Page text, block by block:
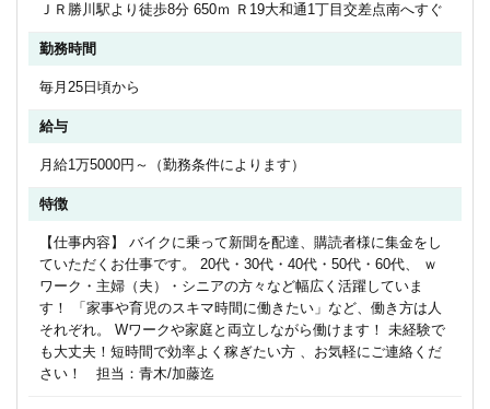
ＪＲ勝川駅より徒歩8分 650ｍ Ｒ19大和通1丁目交差点南へすぐ
勤務時間
毎月25日頃から
給与
月給1万5000円～（勤務条件によります）
特徴
【仕事内容】 バイクに乗って新聞を配達、購読者様に集金をし
ていただくお仕事です。 20代・30代・40代・50代・60代、 ｗ
ワーク・主婦（夫）・シニアの方々など幅広く活躍していま
す！ 「家事や育児のスキマ時間に働きたい」など、働き方は人
それぞれ。 Wワークや家庭と両立しながら働けます！ 未経験で
も大丈夫！短時間で効率よく稼ぎたい方 、お気軽にご連絡くだ
さい！ 担当：青木/加藤迄